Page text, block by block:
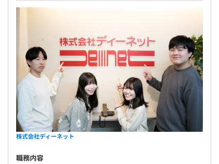
株式会社ディーネット
職務内容